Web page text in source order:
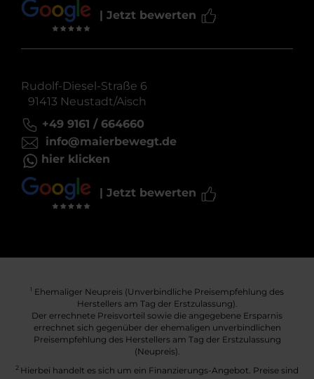
| Jetzt bewerten
Rudolf-Diesel-Straße 6
91413 Neustadt/Aisch
+49 9161 / 664660
info@maierbewegt.de
hier klicken
| Jetzt bewerten
1
Ehemaliger Neupreis (Unverbindliche Preisempfehlung des
Herstellers am Tag der Erstzulassung).
Der errechnete Preisvorteil sowie die angegebene Ersparnis
errechnet sich gegenüber der ehemaligen unverbindlichen
Preisempfehlung des Herstellers am Tag der Erstzulassung
(Neupreis).
2 Hierbei handelt es sich um ein Finanzierungs-Angebot. Preise sind